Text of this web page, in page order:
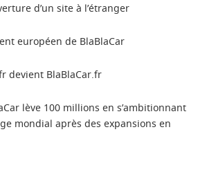
d’un site à l’étranger
européen de BlaBlaCar
devient BlaBlaCar.fr
lève 100 millions en s’ambitionnant
mondial après des expansions en